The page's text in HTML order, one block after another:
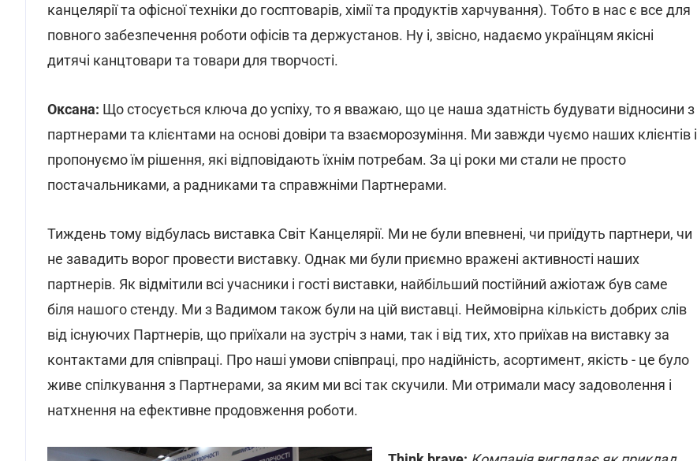
канцелярії та офісної техніки до госптоварів, хімії та продуктів харчування). Тобто в нас є все для
повного забезпечення роботи офісів та держустанов. Ну і, звісно, надаємо українцям якісні
дитячі канцтовари та товари для творчості.
Оксана: Що стосується ключа до успіху, то я вважаю, що це наша здатність будувати відносини з
партнерами та клієнтами на основі довіри та взаєморозуміння. Ми завжди чуємо наших клієнтів і
пропонуємо їм рішення, які відповідають їхнім потребам. За ці роки ми стали не просто
постачальниками, а радниками та справжніми Партнерами.
Тиждень тому відбулась виставка Світ Канцелярії. Ми не були впевнені, чи приїдуть партнери, чи
не завадить ворог провести виставку. Однак ми були приємно вражені активності наших
партнерів. Як відмітили всі учасники і гості виставки, найбільший постійний ажіотаж був саме
біля нашого стенду. Ми з Вадимом також були на цій виставці. Неймовірна кількість добрих слів
від існуючих Партнерів, що приїхали на зустріч з нами, так і від тих, хто приїхав на виставку за
контактами для співпраці. Про наші умови співпраці, про надійність, асортимент, якість - це було
живе спілкування з Партнерами, за яким ми всі так скучили. Ми отримали масу задоволення і
натхнення на ефективне продовження роботи.